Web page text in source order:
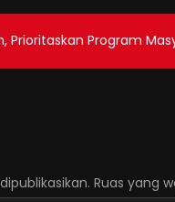
Prioritaskan Program
Ruas yang